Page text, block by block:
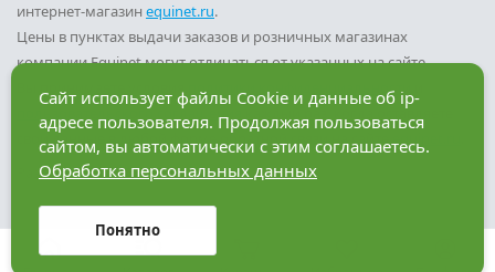
интернет-магазин equinet.ru.
Цены в пунктах выдачи заказов и розничных магазинах
компании Equinet могут отличаться от указанных на сайте.
Вы принимаете условия
политики конфиденциальности
пользовательского соглашения
каждый раз, когда оставляете
свои данные в любой форме обратной связи на сайте
Разработка сайта — компания «Факт»
Сайт использует файлы Cookie и данные об ip-
адресе пользователя. Продолжая пользоваться
сайтом, вы автоматически с этим соглашаетесь.
Обработка персональных данных
Понятно